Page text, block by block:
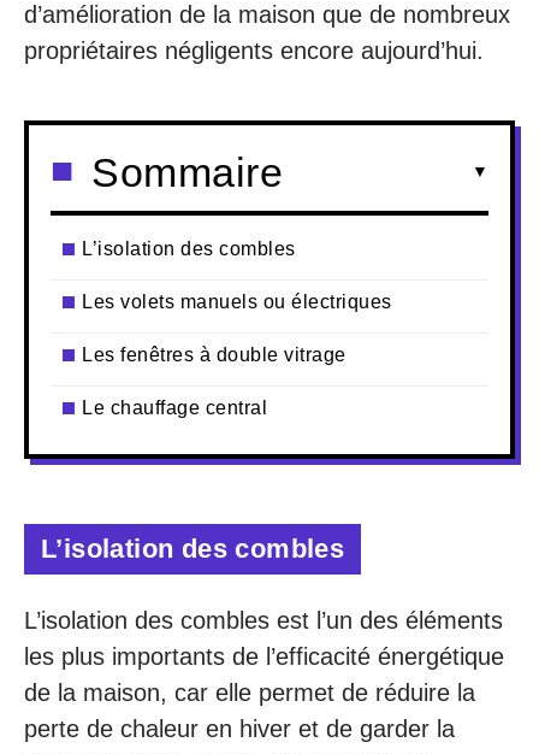
d’amélioration de la maison que de nombreux
propriétaires négligents encore aujourd’hui.
Sommaire
L’isolation des combles
Les volets manuels ou électriques
Les fenêtres à double vitrage
Le chauffage central
L’isolation des combles
L’isolation des combles est l’un des éléments
les plus importants de l’efficacité énergétique
de la maison, car elle permet de réduire la
perte de chaleur en hiver et de garder la